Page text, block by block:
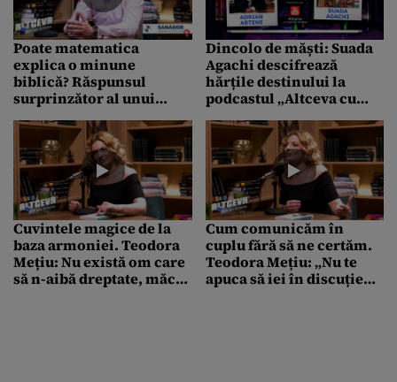
Poate matematica
explica o minune
biblică? Răspunsul
surprinzător al unui
Dincolo de măști: Suada
Agachi descifrează
hărțile destinului la
podcastul „Altceva cu
trădează trăsăturile feței
Cuvintele magice de la
baza armoniei. Teodora
Mețiu: Nu există om care
să n-aibă dreptate, măcar
Cum comunicăm în
cuplu fără să ne certăm.
Teodora Mețiu: „Nu te
apuca să iei în discuție